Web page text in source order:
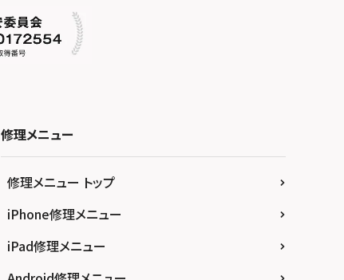
修理メニュー
修理メニュー トップ
iPhone修理メニュー
iPad修理メニュー